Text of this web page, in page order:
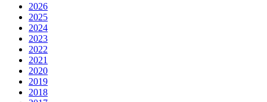
2026
2025
2024
2023
2022
2021
2020
2019
2018